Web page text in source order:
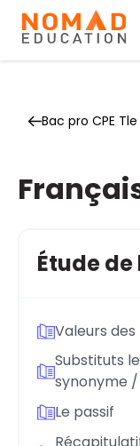
Bac pro CPE Tle
Étude
Valeurs
Substituts
synonyme
Le passif